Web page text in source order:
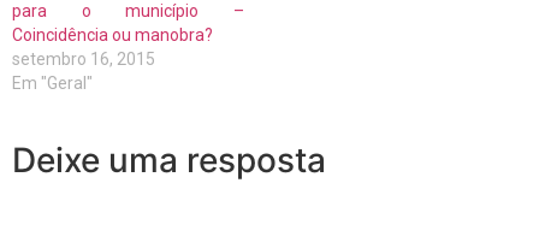
para o município –
Coincidência ou manobra?
setembro 16, 2015
Em "Geral"
Deixe uma resposta